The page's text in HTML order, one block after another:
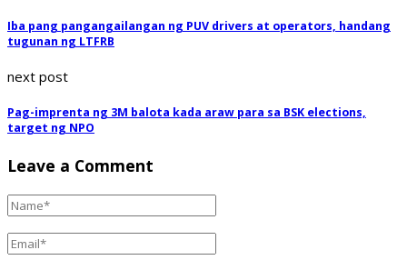
Iba pang pangangailangan ng PUV drivers at operators, handang
tugunan ng LTFRB
next post
Pag-imprenta ng 3M balota kada araw para sa BSK elections,
target ng NPO
Leave a Comment